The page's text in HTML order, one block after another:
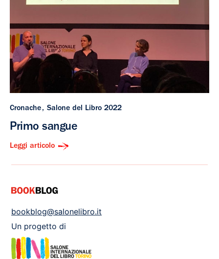
Cronache Salone del Libro 2022
Primo sangue
Leggi articolo
bookblog@salonelibro.it
Un progetto di